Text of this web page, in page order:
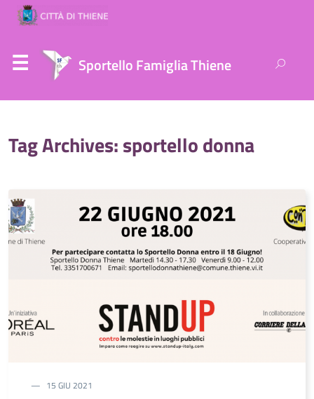
Sportello Famiglia Thiene
per:
Tag Archives: sportello donna
15 GIU 2021